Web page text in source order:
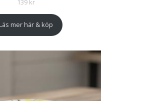
139 kr
Läs mer här & köp